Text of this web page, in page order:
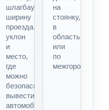
шлагбаум,
ширину
проезда,
уклон
и
место,
где
можно
безопасно
вывести
автомобиль.
на
стоянку,
в
область
или
по
межгороду.